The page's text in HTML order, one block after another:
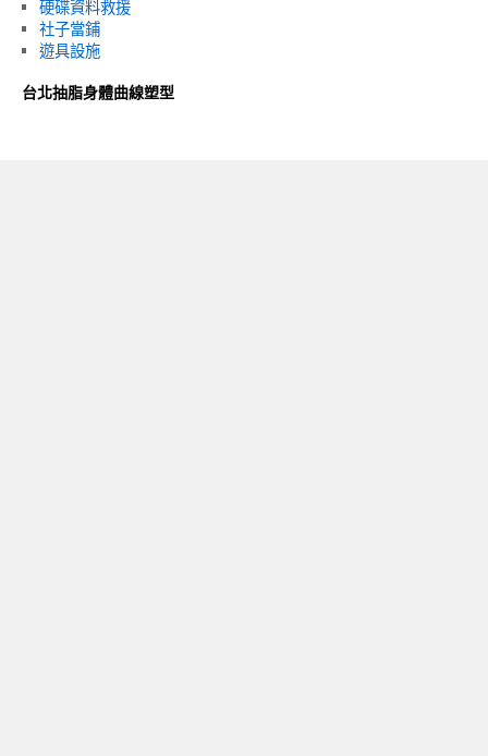
硬碟資料救援
社子當鋪
遊具設施
台北抽脂身體曲線塑型